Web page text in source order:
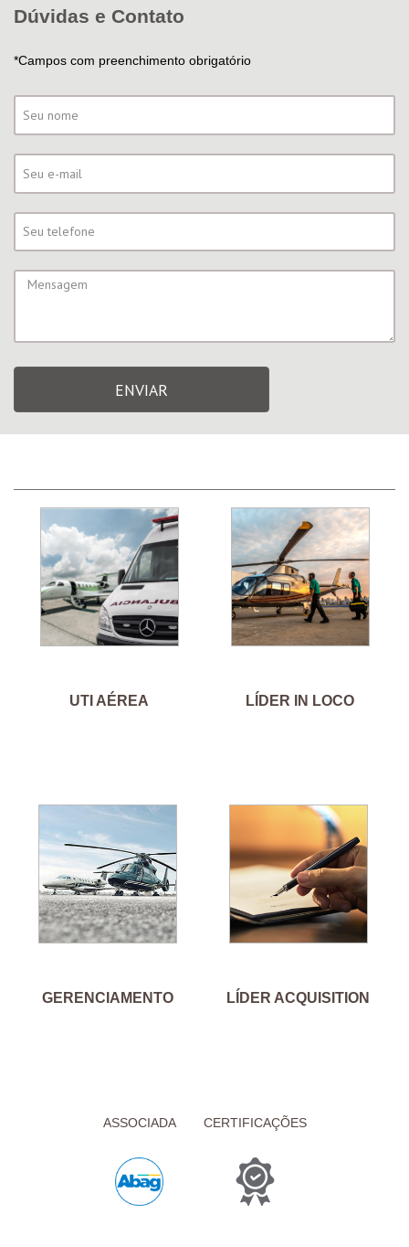
Dúvidas e Contato
*Campos com preenchimento obrigatório
ENVIAR
UTI AÉREA LÍDER IN LOCO
GERENCIAMENTO LÍDER ACQUISITION
ASSOCIADA CERTIFICAÇÕES